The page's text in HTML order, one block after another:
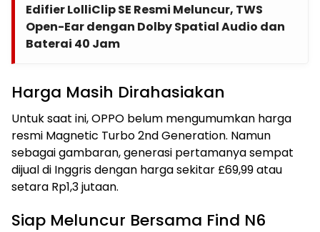
Edifier LolliClip SE Resmi Meluncur, TWS
Open-Ear dengan Dolby Spatial Audio dan
Baterai 40 Jam
Harga Masih Dirahasiakan
Untuk saat ini, OPPO belum mengumumkan harga
resmi Magnetic Turbo 2nd Generation. Namun
sebagai gambaran, generasi pertamanya sempat
dijual di Inggris dengan harga sekitar £69,99 atau
setara Rp1,3 jutaan.
Siap Meluncur Bersama Find N6